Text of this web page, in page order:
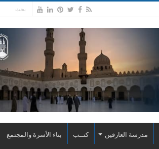
مدرسة العارفين كتــب بناء الأسرة والمجتمع